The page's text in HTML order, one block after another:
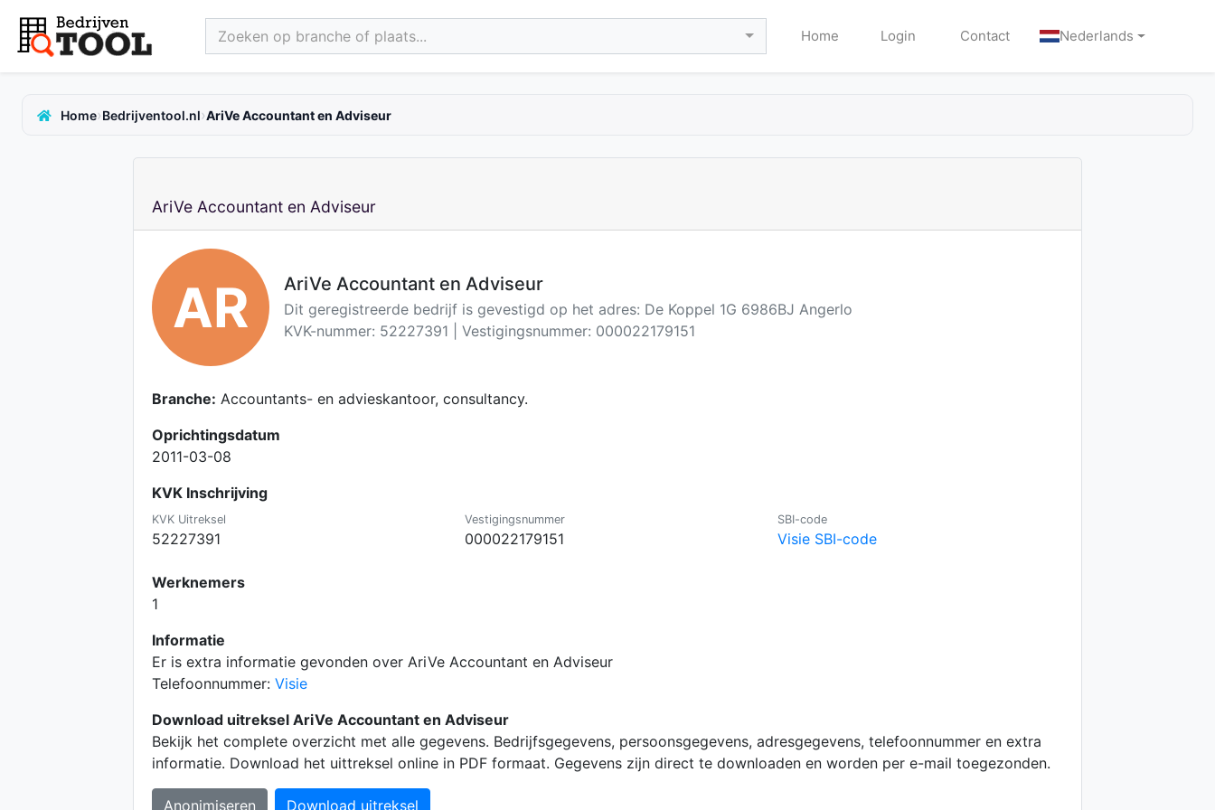
Zoeken op branche of plaats... Home Login Contact Nederlands
Home›Bedrijventool.nl›AriVe Accountant en Adviseur
AriVe Accountant en Adviseur
AR AriVe Accountant en Adviseur
Dit geregistreerde bedrijf is gevestigd op het adres: De Koppel 1G 6986BJ Angerlo
KVK-nummer: 52227391 | Vestigingsnummer: 000022179151
Branche: Accountants- en advieskantoor, consultancy.
Oprichtingsdatum
2011-03-08
KVK Inschrijving
KVK Uitreksel
52227391
Vestigingsnummer
000022179151
SBI-code
Visie SBI-code
Werknemers
1
Informatie
Er is extra informatie gevonden over AriVe Accountant en Adviseur
Telefoonnummer: Visie
Download uitreksel AriVe Accountant en Adviseur
Bekijk het complete overzicht met alle gegevens. Bedrijfsgegevens, persoonsgegevens, adresgegevens, telefoonnummer en extra
informatie. Download het uittreksel online in PDF formaat. Gegevens zijn direct te downloaden en worden per e-mail toegezonden.
Anonimiseren Download uitreksel